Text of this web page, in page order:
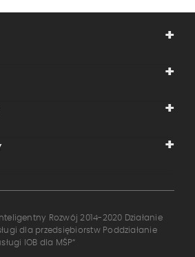
Rozwój 2014-2020 Działanie
dla przedsiębiorstw Poddziałanie
IOB dla MŚP“